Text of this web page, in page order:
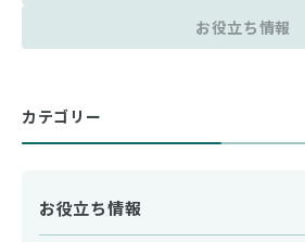
お役立ち情報
カテゴリー
お役立ち情報